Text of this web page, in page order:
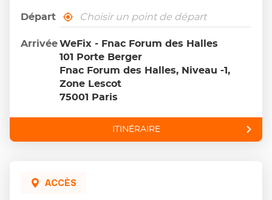
Départ
,
trouver
un
point
de
vente
Wefix
À
proximité
ArrivéeWeFix - Fnac Forum des Halles
101 Porte Berger
Fnac Forum des Halles, Niveau -1,
Zone Lescot
75001 Paris
ITINÉRAIRE
JUSQU'AU
POINT
ACCÈS